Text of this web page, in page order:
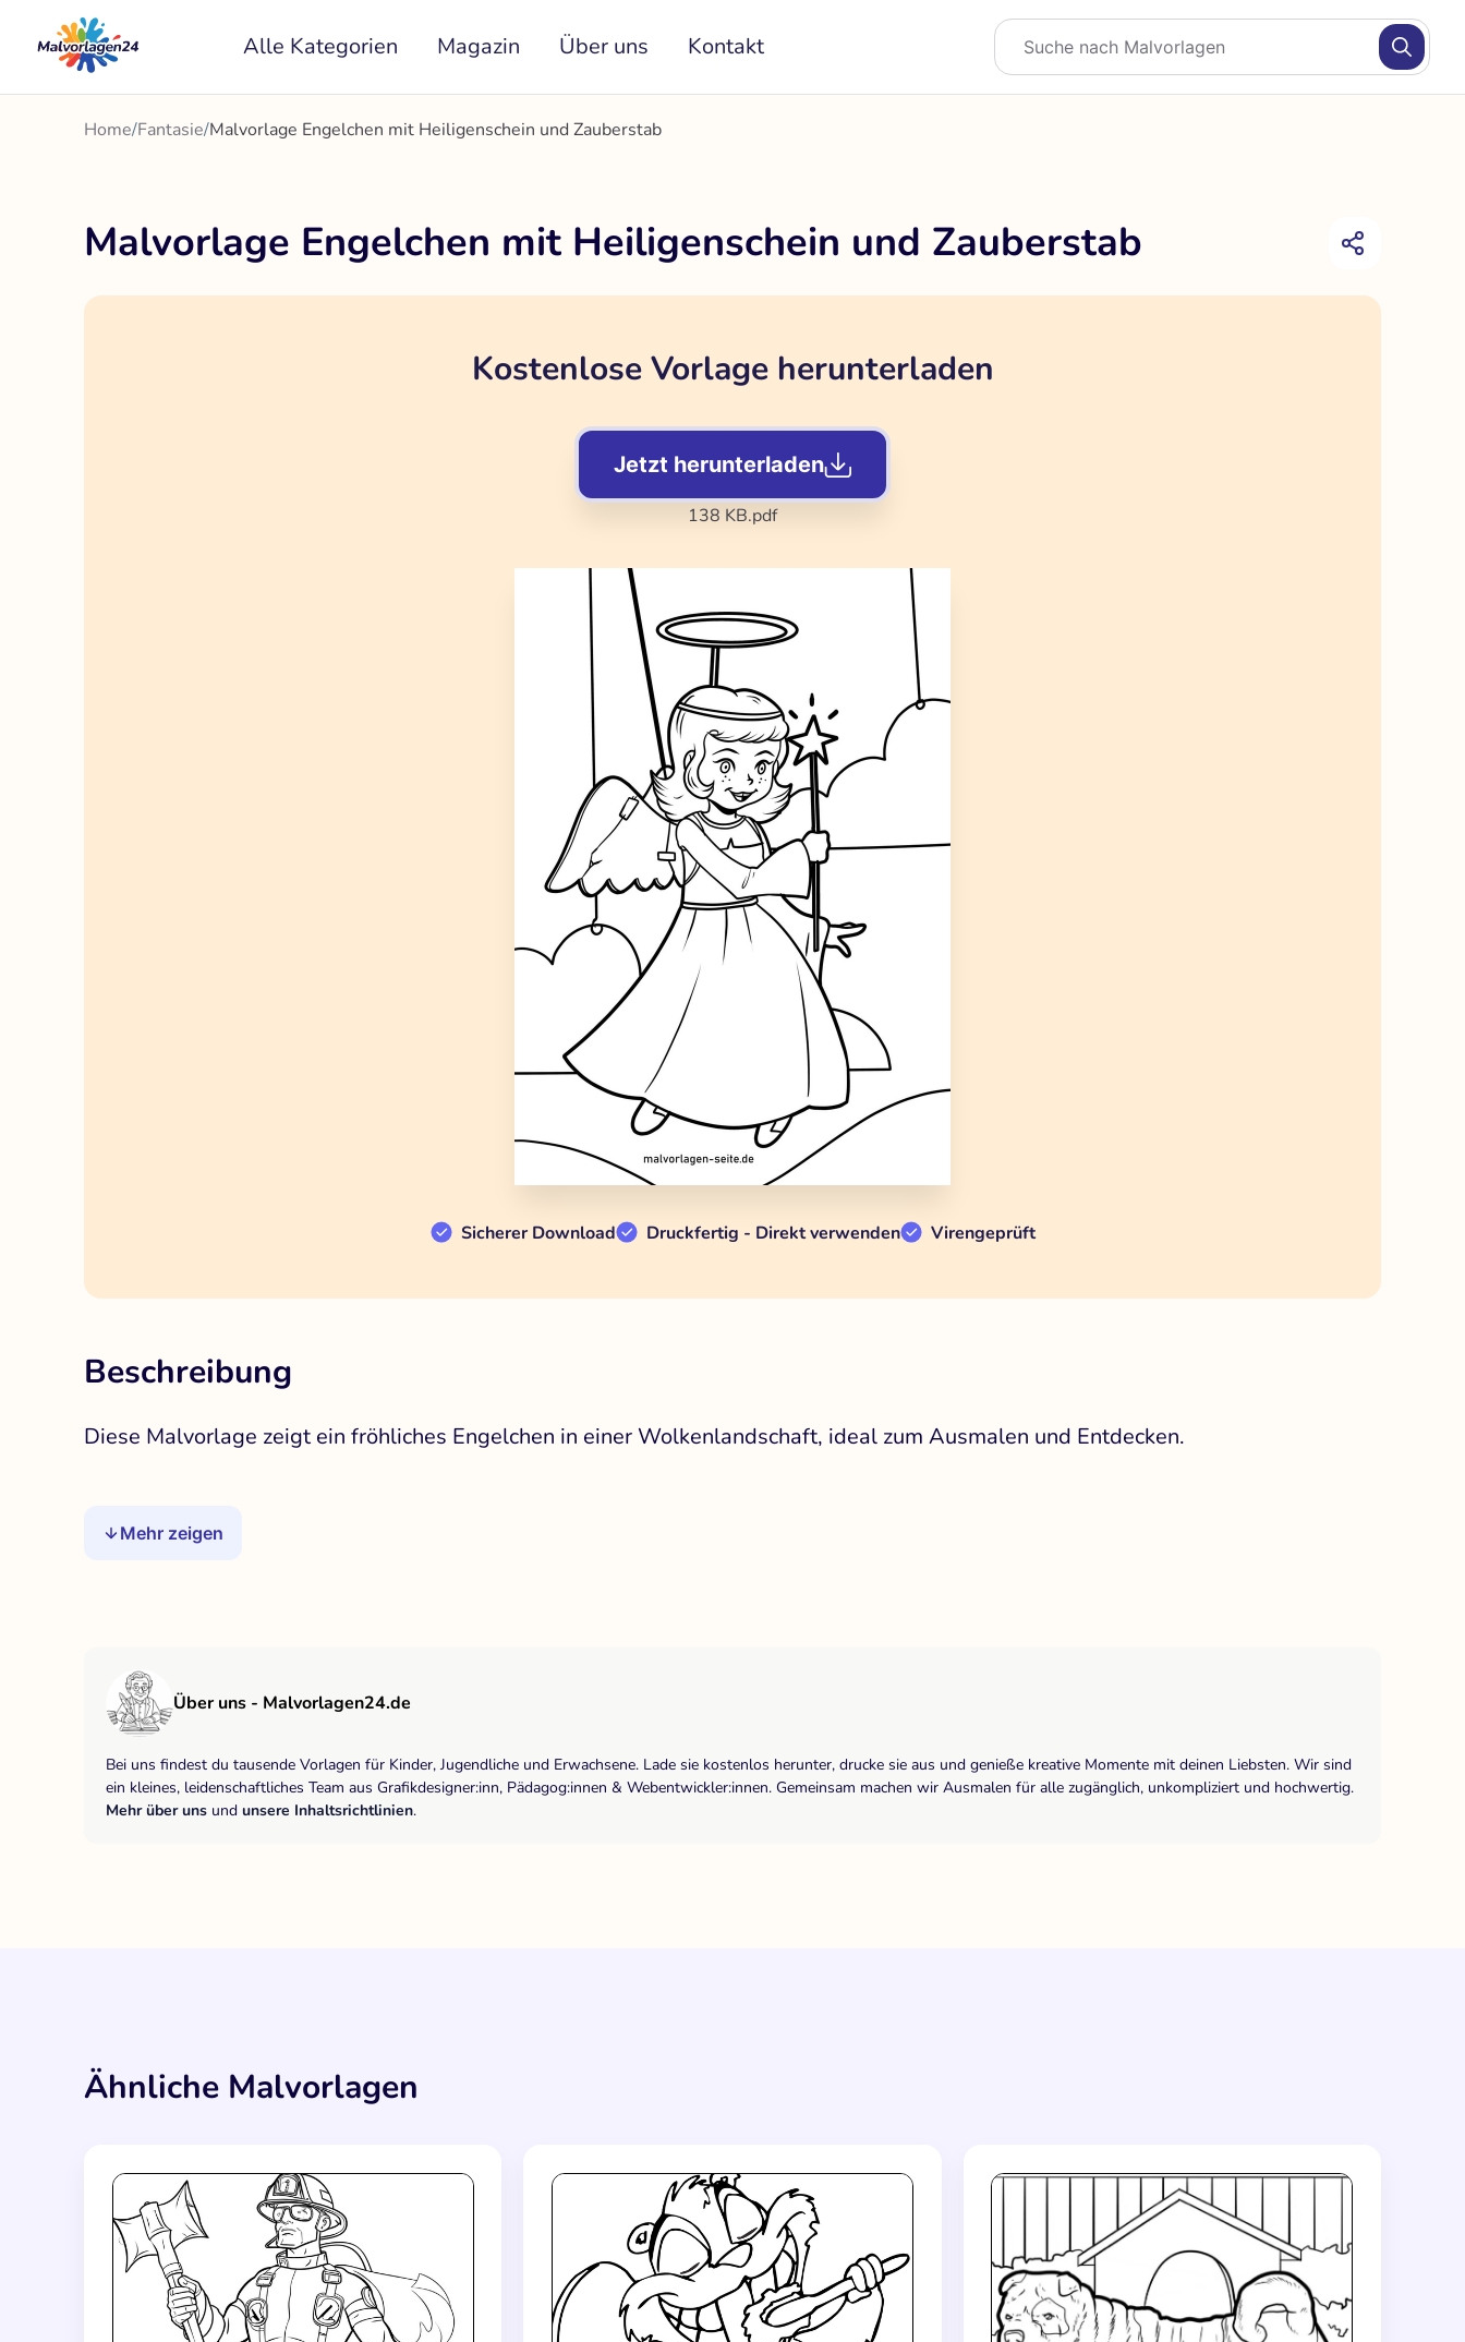
Inhalt
springen
Alle Kategorien Magazin Über uns Kontakt
Home/Fantasie/Malvorlage Engelchen mit Heiligenschein und Zauberstab
Malvorlage Engelchen mit Heiligenschein und Zauberstab
Kostenlose Vorlage herunterladen
Jetzt herunterladen
138 KB.pdf
Sicherer Download Druckfertig - Direkt verwenden Virengeprüft
Beschreibung
Diese Malvorlage zeigt ein fröhliches Engelchen in einer Wolkenlandschaft, ideal zum Ausmalen und Entdecken.
Mehr zeigen
Über uns - Malvorlagen24.de
Bei uns findest du tausende Vorlagen für Kinder, Jugendliche und Erwachsene. Lade sie kostenlos herunter, drucke sie aus und genieße kreative Momente mit deinen Liebsten. Wir sind
ein kleines, leidenschaftliches Team aus Grafikdesigner:inn, Pädagog:innen & Webentwickler:innen. Gemeinsam machen wir Ausmalen für alle zugänglich, unkompliziert und hochwertig.
Mehr über uns und unsere Inhaltsrichtlinien.
Ähnliche Malvorlagen